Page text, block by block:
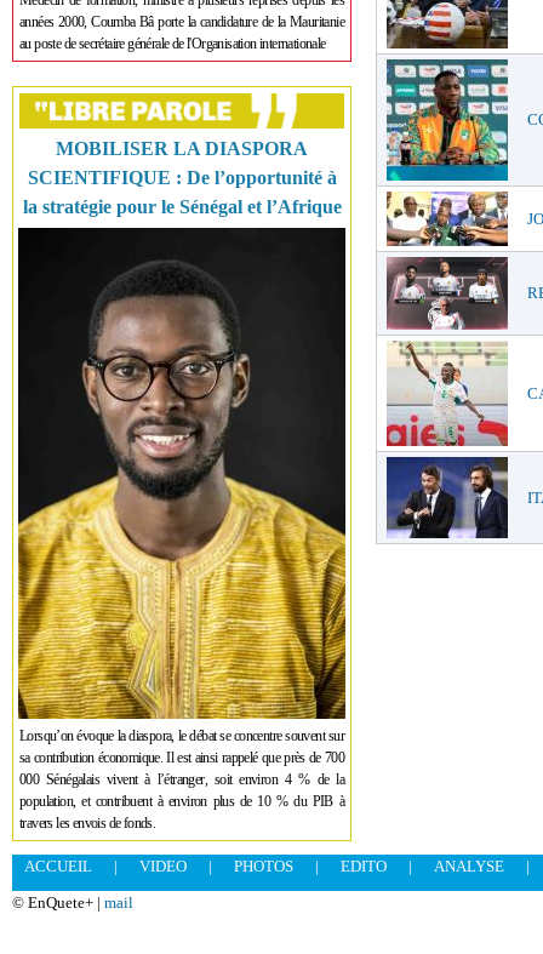
années 2000, Coumba Bâ porte la candidature de la Mauritanie
au poste de secrétaire générale de l'Organisation internationale
MOBILISER LA DIASPORA
SCIENTIFIQUE : De l’opportunité à
la stratégie pour le Sénégal et l’Afrique
Lorsqu’on évoque la diaspora, le débat se concentre souvent sur
sa contribution économique. Il est ainsi rappelé que près de 700
000 Sénégalais vivent à l’étranger, soit environ 4 % de la
population, et contribuent à environ plus de 10 % du PIB à
travers les envois de fonds.
ACCUEIL | VIDEO | PHOTOS | EDITO | ANALYSE
|
© EnQuete+ | mail